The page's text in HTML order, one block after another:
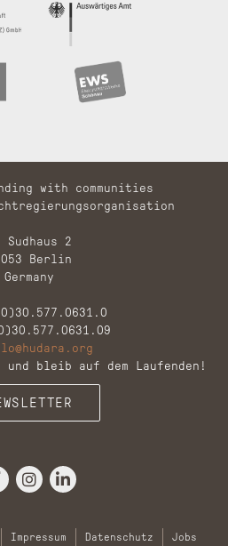
with communities
Sudhaus 2
Berlin
Germany
bleib auf dem Laufenden!
Impressum Datenschutz Jobs